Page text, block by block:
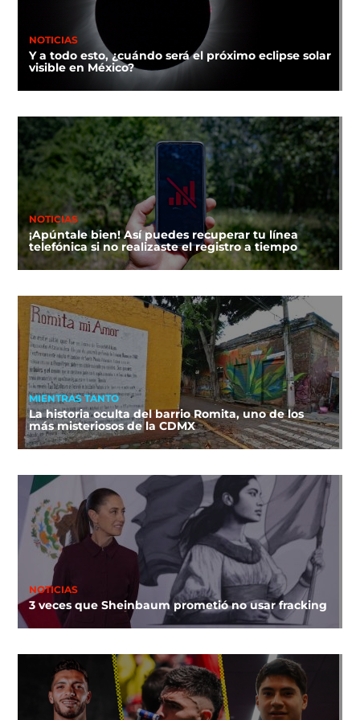
NOTICIAS
Y a todo esto, ¿cuándo será el próximo eclipse solar
visible en México?
NOTICIAS
¡Apúntale bien! Así puedes recuperar tu línea
telefónica si no realizaste el registro a tiempo
MIENTRAS TANTO
La historia oculta del barrio Romita, uno de los
más misteriosos de la CDMX
NOTICIAS
3 veces que Sheinbaum prometió no usar fracking